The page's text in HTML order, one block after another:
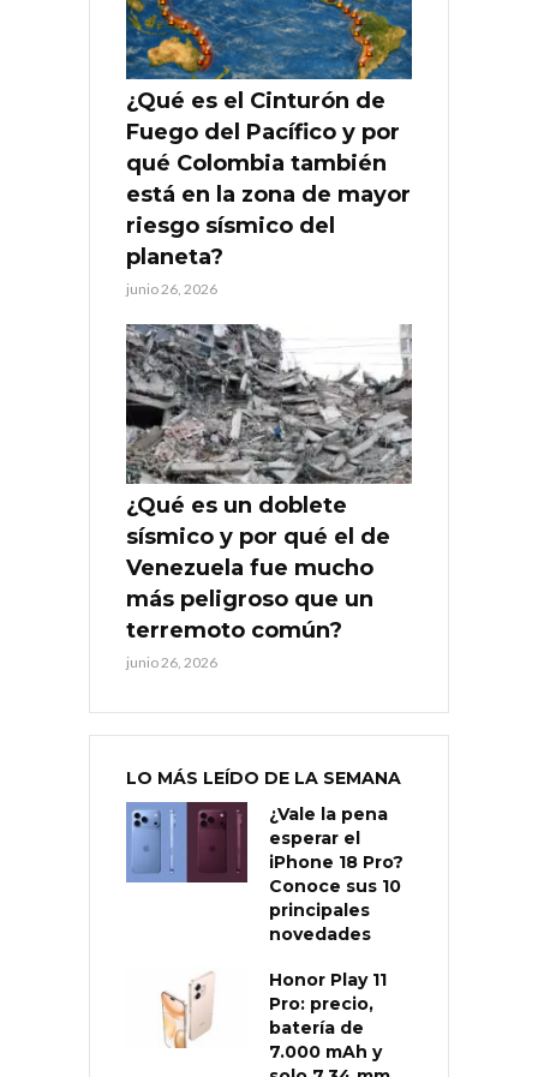
¿Qué es el Cinturón de
Fuego del Pacífico y por
qué Colombia también
está en la zona de mayor
riesgo sísmico del
planeta?
junio 26, 2026
¿Qué es un doblete
sísmico y por qué el de
Venezuela fue mucho
más peligroso que un
terremoto común?
junio 26, 2026
LO MÁS LEÍDO DE LA SEMANA
¿Vale la pena
esperar el
iPhone 18 Pro?
Conoce sus 10
principales
novedades
Honor Play 11
Pro: precio,
batería de
7.000 mAh y